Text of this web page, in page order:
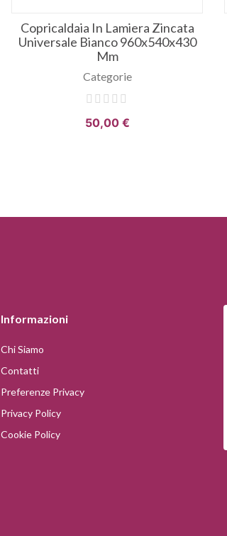
Copricaldaia In Lamiera Zincata
Universale Bianco 960x540x430
Mm
Categorie
50,00 €
Informazioni
Chi Siamo
Contatti
Preferenze Privacy
Privacy Policy
Cookie Policy